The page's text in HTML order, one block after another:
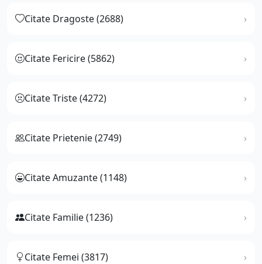
Citate Dragoste (2688)
Citate Fericire (5862)
Citate Triste (4272)
Citate Prietenie (2749)
Citate Amuzante (1148)
Citate Familie (1236)
Citate Femei (3817)